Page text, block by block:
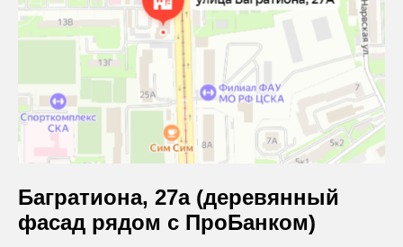
Багратиона, 27а (деревянный
фасад рядом с ПроБанком)